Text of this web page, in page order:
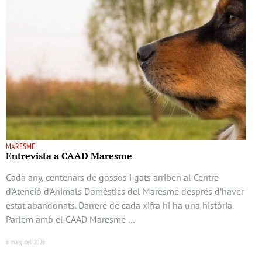
MARESME
Entrevista a CAAD Maresme
Cada any, centenars de gossos i gats arriben al Centre
d’Atenció d’Animals Domèstics del Maresme després d’haver
estat abandonats. Darrere de cada xifra hi ha una història.
Parlem amb el CAAD Maresme …
6 març del 2026